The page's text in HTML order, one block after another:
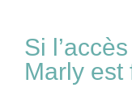
Si
Marly est